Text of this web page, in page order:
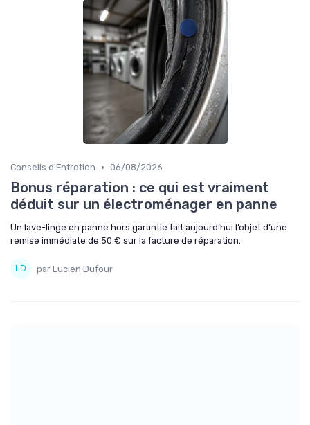
Conseils d'Entretien • 06/08/2026
Bonus réparation : ce qui est vraiment
déduit sur un électroménager en panne
Un lave-linge en panne hors garantie fait aujourd’hui l’objet d’une
remise immédiate de 50 € sur la facture de réparation.
par Lucien Dufour